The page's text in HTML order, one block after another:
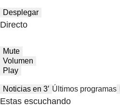
Desplegar
Directo
Mute
Volumen
Play
Noticias en 3′ Últimos programas
Estas escuchando